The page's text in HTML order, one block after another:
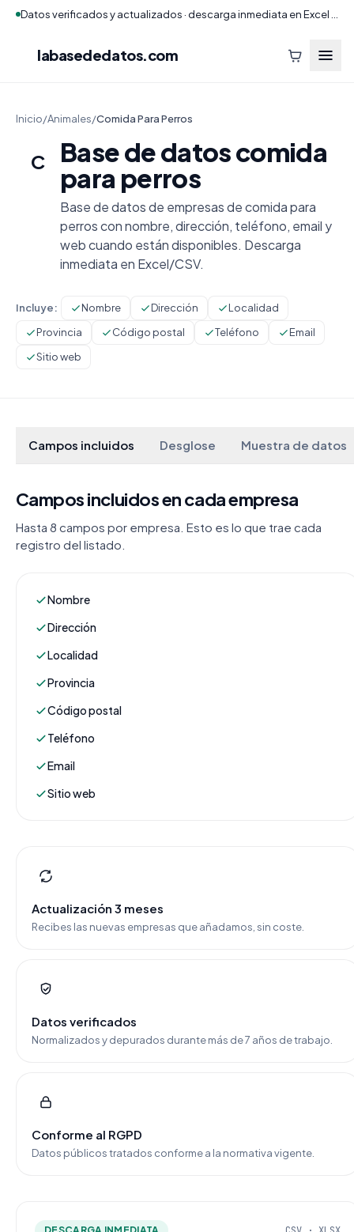
labasededatos.com
Inicio/Animales/Comida Para Perros
C
Base de datos comida
para perros
Base de datos de empresas de comida para
perros con nombre, dirección, teléfono, email y
web cuando están disponibles. Descarga
inmediata en Excel/CSV.
Incluye: Nombre Dirección
Localidad
Provincia
Código postal Teléfono
Email
Sitio web
Campos incluidos Desglose Muestra de datos
Campos incluidos en cada empresa
Hasta 8 campos por empresa. Esto es lo que trae cada
registro del listado.
Nombre
Dirección
Localidad
Provincia
Código postal
Teléfono
Email
Sitio web
Actualización 3 meses
Recibes las nuevas empresas que añadamos, sin coste.
Datos verificados
Normalizados y depurados durante más de 7 años de trabajo.
Conforme al RGPD
Datos públicos tratados conforme a la normativa vigente.